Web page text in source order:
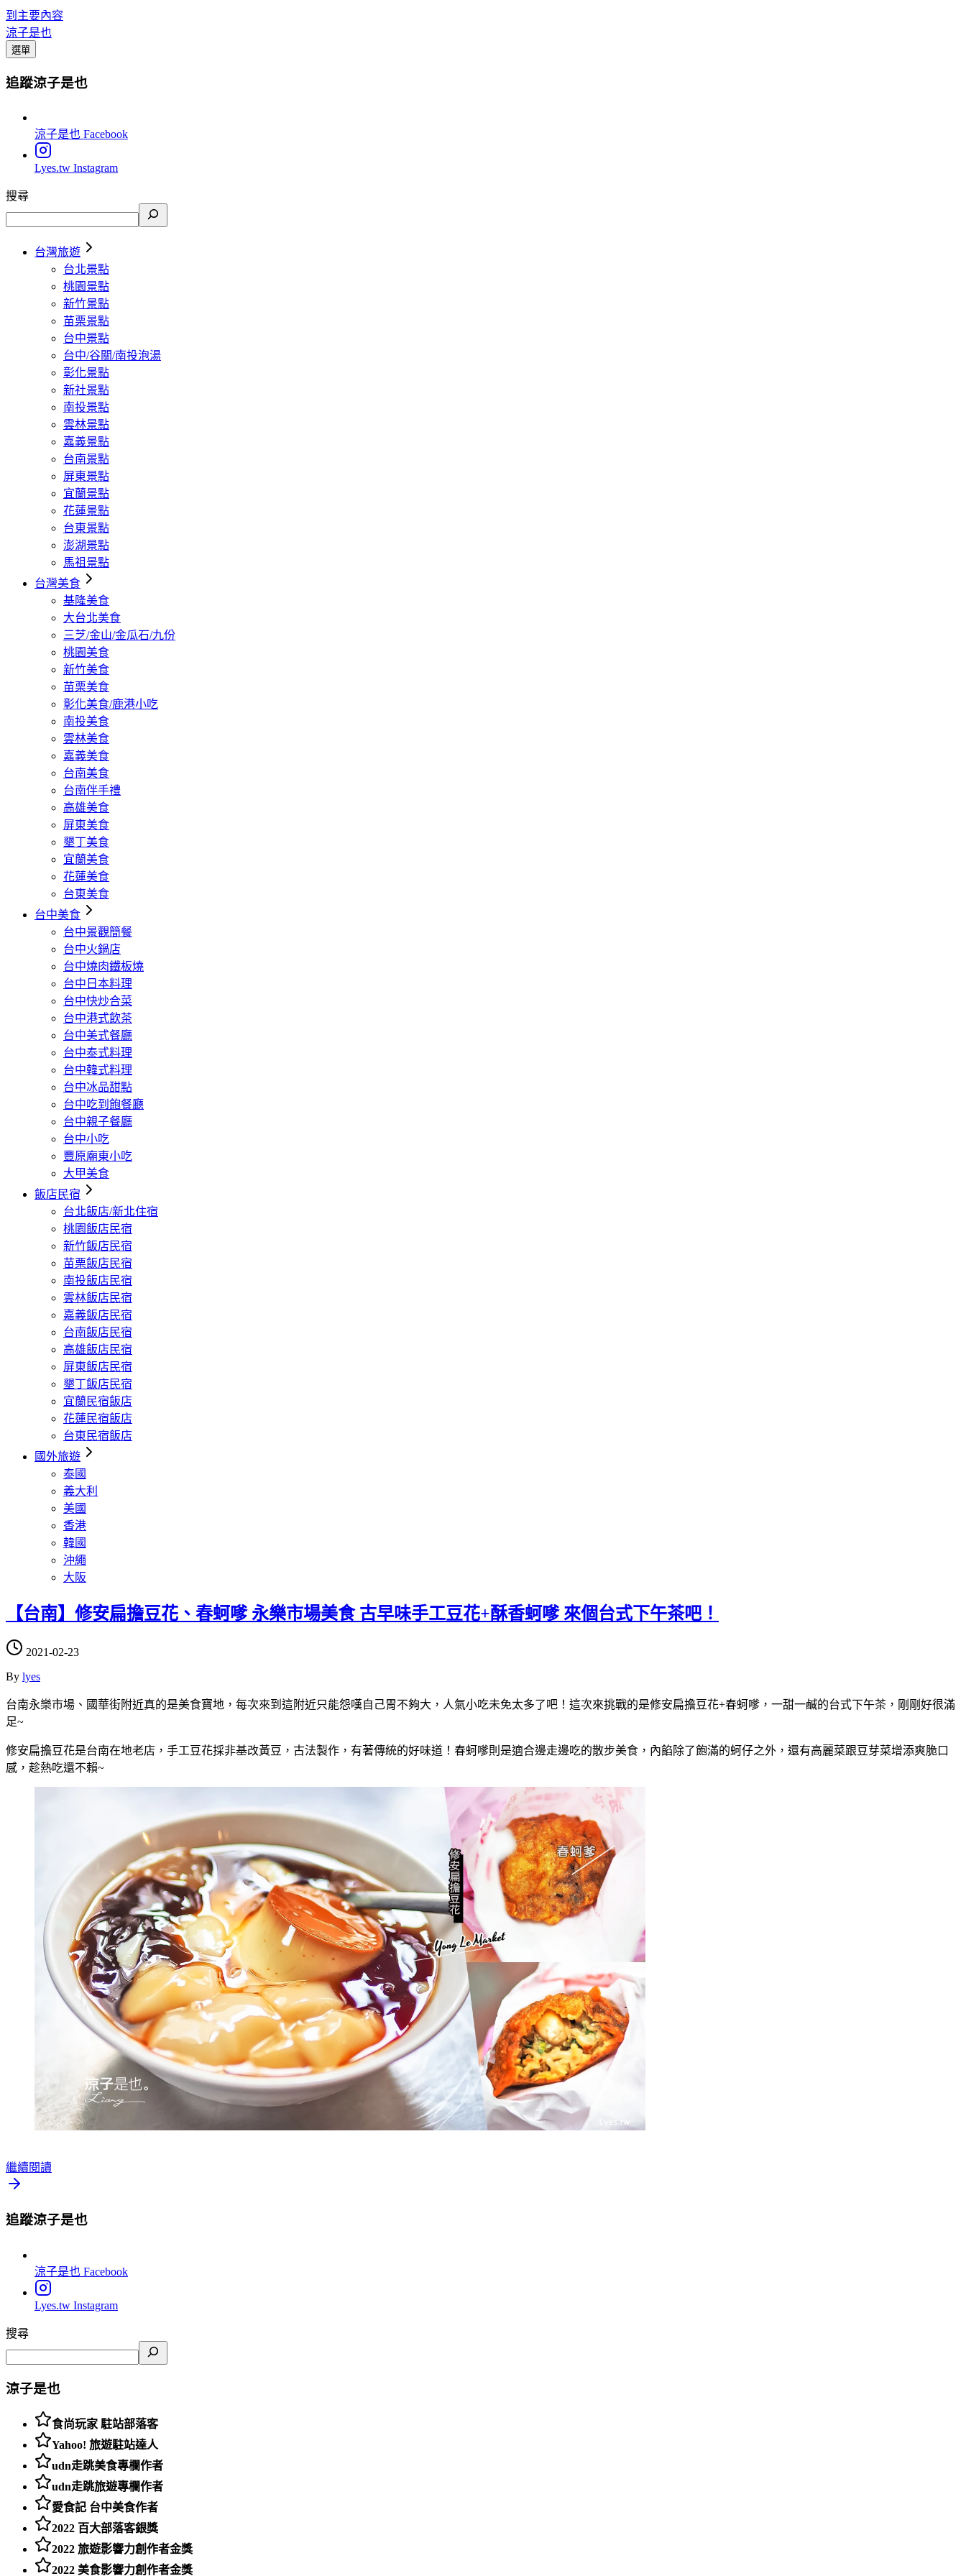
到主要內容
涼子是也
選單
追蹤涼子是也
涼子是也 Facebook
Lyes.tw Instagram
搜尋
台灣旅遊
台北景點
桃園景點
新竹景點
苗栗景點
台中景點
台中/谷關/南投泡湯
彰化景點
新社景點
南投景點
雲林景點
嘉義景點
台南景點
屏東景點
宜蘭景點
花蓮景點
台東景點
澎湖景點
馬祖景點
台灣美食
基隆美食
大台北美食
三芝/金山/金瓜石/九份
桃園美食
新竹美食
苗栗美食
彰化美食/鹿港小吃
南投美食
雲林美食
嘉義美食
台南美食
台南伴手禮
高雄美食
屏東美食
墾丁美食
宜蘭美食
花蓮美食
台東美食
台中美食
台中景觀簡餐
台中火鍋店
台中燒肉鐵板燒
台中日本料理
台中快炒合菜
台中港式飲茶
台中美式餐廳
台中泰式料理
台中韓式料理
台中冰品甜點
台中吃到飽餐廳
台中親子餐廳
台中小吃
豐原廟東小吃
大甲美食
飯店民宿
台北飯店/新北住宿
桃園飯店民宿
新竹飯店民宿
苗栗飯店民宿
南投飯店民宿
雲林飯店民宿
嘉義飯店民宿
台南飯店民宿
高雄飯店民宿
屏東飯店民宿
墾丁飯店民宿
宜蘭民宿飯店
花蓮民宿飯店
台東民宿飯店
國外旅遊
泰國
義大利
美國
香港
韓國
沖繩
大阪
【台南】修安扁擔豆花、春蚵嗲 永樂市場美食 古早味手工豆花+酥香蚵嗲 來個台式下午茶吧！
2021-02-23
By lyes
台南永樂市場、國華街附近真的是美食寶地，每次來到這附近只能怨嘆自己胃不夠大，人氣小吃未免太多了吧！這次來挑戰的是修安扁擔豆花+春蚵嗲，一甜一鹹的台式下午茶，剛剛好很滿
足~
修安扁擔豆花是台南在地老店，手工豆花採非基改黃豆，古法製作，有著傳統的好味道！春蚵嗲則是適合邊走邊吃的散步美食，內餡除了飽滿的蚵仔之外，還有高麗菜跟豆芽菜增添爽脆口
感，趁熱吃還不賴~
繼續閱讀
追蹤涼子是也
涼子是也 Facebook
Lyes.tw Instagram
搜尋
涼子是也
食尚玩家 駐站部落客
Yahoo! 旅遊駐站達人
udn走跳美食專欄作者
udn走跳旅遊專欄作者
愛食記 台中美食作者
2022 百大部落客銀獎
2022 旅遊影響力創作者金獎
2022 美食影響力創作者金獎